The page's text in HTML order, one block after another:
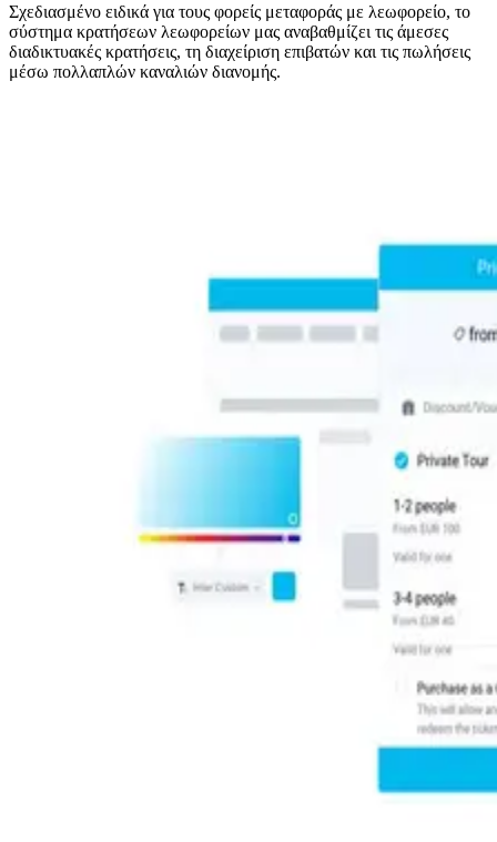
Σχεδιασμένο ειδικά για τους φορείς μεταφοράς με λεωφορείο, το
σύστημα κρατήσεων λεωφορείων μας αναβαθμίζει τις άμεσες
διαδικτυακές κρατήσεις, τη διαχείριση επιβατών και τις πωλήσεις
μέσω πολλαπλών καναλιών διανομής.